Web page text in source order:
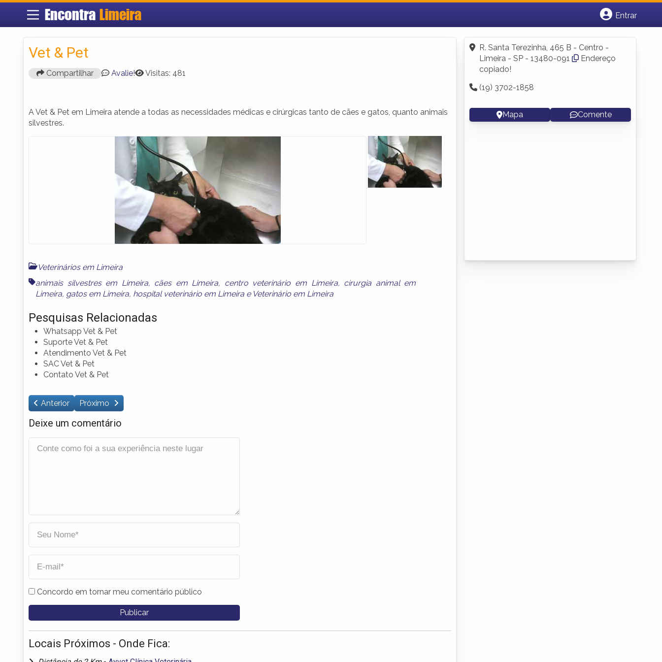
Encontra Limeira
Entrar
Fazer login
Criar conta
Vet & Pet
Compartilhar Avalie! Visitas: 481
A Vet & Pet em Limeira atende a todas as necessidades médicas e cirúrgicas tanto de cães e gatos, quanto animais
silvestres.
Veterinários em Limeira
animais silvestres em Limeira, cães em Limeira, centro veterinário em Limeira, cirurgia animal em
Limeira, gatos em Limeira, hospital veterinário em Limeira e Veterinário em Limeira
Pesquisas Relacionadas
Whatsapp Vet & Pet
Suporte Vet & Pet
Atendimento Vet & Pet
SAC Vet & Pet
Contato Vet & Pet
Anterior Próximo
Deixe um comentário
Concordo em tornar meu comentário público
Locais Próximos - Onde Fica:
R. Santa Terezinha, 465 B - Centro -
Limeira - SP - 13480-091
Endereço
copiado!
(19) 3702-1858
Mapa Comente